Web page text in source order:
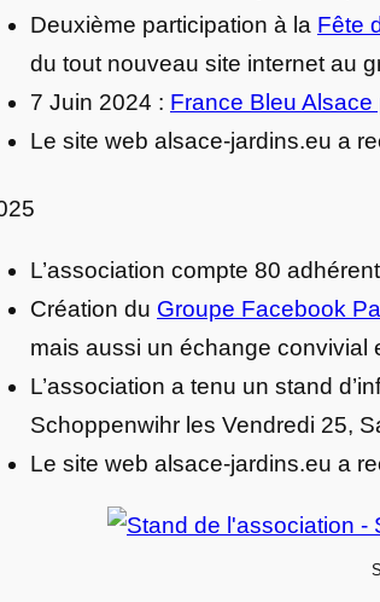
Deuxième participation à la Fête
du tout nouveau site internet au
7 Juin 2024 : France Bleu Alsace
Le site web alsace-jardins.eu a
L’association compte 80
Création du Groupe Facebook
mais aussi un échange convivial
L’association a tenu un stand
Schoppenwihr les Vendredi 25,
Le site web alsace-jardins.eu a